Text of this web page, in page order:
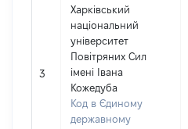
3
Харківський
національний
університет
Повітряних Сил
імені Івана
Кожедуба
Код в Єдиному
державному